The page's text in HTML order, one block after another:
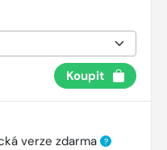
Koupit
verze zdarma ?